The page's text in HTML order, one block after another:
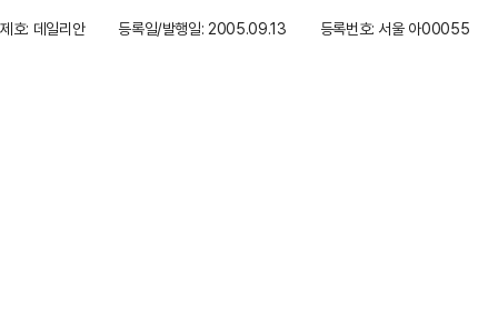
제호: 데일리안 등록일/발행일: 2005.09.13 등록번호: 서울 아00055